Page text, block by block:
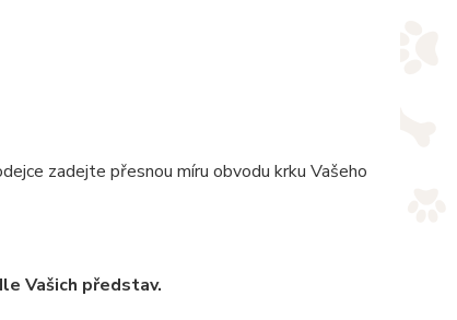
zadejte přesnou míru obvodu krku Vašeho
Vašich představ.